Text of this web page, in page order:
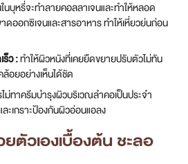
นบุหรี่จะทำลายคอลลาเจนและทำให้หลอด
ดออกซิเจนและสารอาหาร ทำให้เหี่ยวย่นก่อน
ว :ทำให้ผิวหนังที่เคยยืดขยายปรับตัวไม่ทัน
อยอย่างเห็นได้ชัด
ม่ทาครีมบำรุงผิวบริเวณลำคอเป็นประจำ
ะเกราะป้องกันผิวอ่อนแอลง
ตัวเองเบื้องต้น ชะลอ